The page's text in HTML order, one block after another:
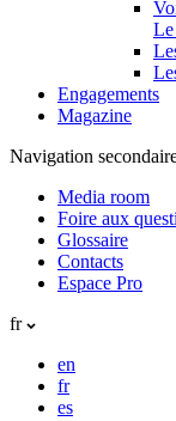
Le
Engagements
Magazine
Navigation
Media room
Foire aux
Glossaire
Contacts
Espace Pro
fr
en
fr
es